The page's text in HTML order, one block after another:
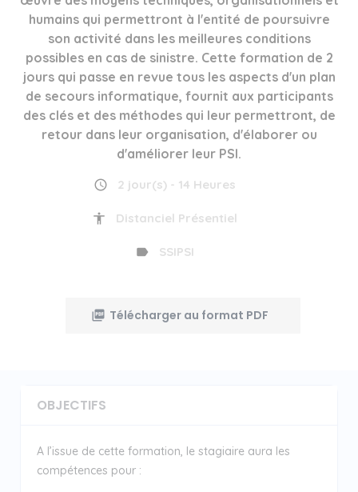
humains qui permettront à l'entité de poursuivre
son activité dans les meilleures conditions
possibles en cas de sinistre. Cette formation de 2
jours qui passe en revue tous les aspects d'un plan
de secours informatique, fournit aux participants
des clés et des méthodes qui leur permettront, de
retour dans leur organisation, d'élaborer ou
d'améliorer leur PSI.
2 jour(s) - 14 Heures
Distanciel Présentiel
SSIPSI
Télécharger au format PDF
OBJECTIFS
A l’issue de cette formation, le stagiaire aura les
compétences pour :